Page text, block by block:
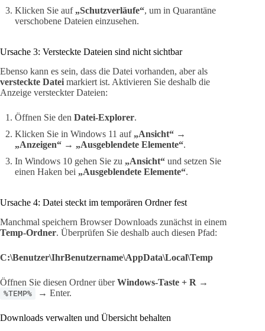
Klicken Sie auf „Schutzverläufe“, um in Quarantäne
verschobene Dateien einzusehen.
Ursache 3: Versteckte Dateien sind nicht sichtbar
Ebenso kann es sein, dass die Datei vorhanden, aber als
versteckte Datei markiert ist. Aktivieren Sie deshalb die
Anzeige versteckter Dateien:
Öffnen Sie den Datei-Explorer.
Klicken Sie in Windows 11 auf „Ansicht“ →
„Anzeigen“ → „Ausgeblendete Elemente“.
In Windows 10 gehen Sie zu „Ansicht“ und setzen Sie
einen Haken bei „Ausgeblendete Elemente“.
Ursache 4: Datei steckt im temporären Ordner fest
Manchmal speichern Browser Downloads zunächst in einem
Temp-Ordner. Überprüfen Sie deshalb auch diesen Pfad:
C:\Benutzer\IhrBenutzername\AppData\Local\Temp
Öffnen Sie diesen Ordner überWindows-Taste + R →
%TEMP% → Enter.
Downloads verwalten und Übersicht behalten